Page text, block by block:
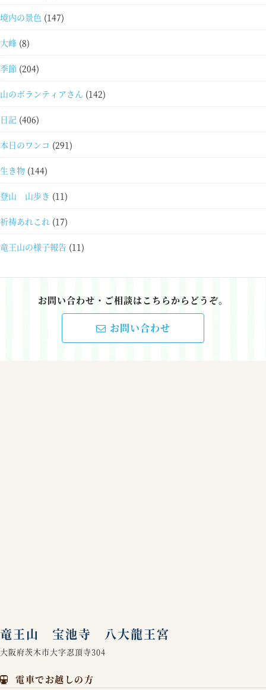
境内の景色 (147)
大峰 (8)
季節 (204)
山のボランティアさん (142)
日記 (406)
本日のワンコ (291)
生き物 (144)
登山 山歩き (11)
祈祷あれこれ (17)
竜王山の様子報告 (11)
お問い合わせ・ご相談はこちらからどうぞ。
お問い合わせ
竜王山 宝池寺 八大龍王宮
大阪府茨木市大字忍頂寺304
電車でお越しの方